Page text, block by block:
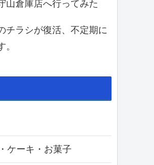
山倉庫店へ行ってみた
チラシが復活、不定期に
ケーキ・お菓子